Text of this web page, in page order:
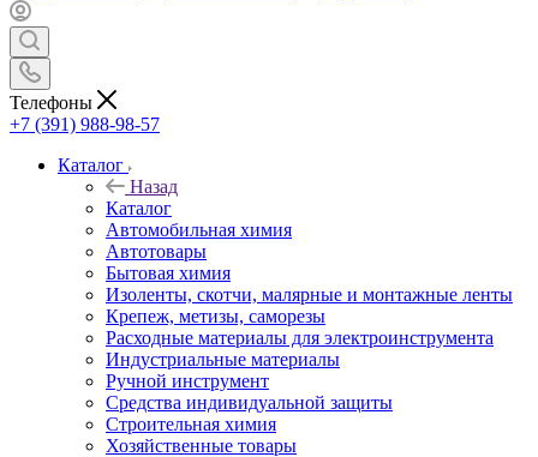
Телефоны
+7 (391) 988-98-57
Каталог
Назад
Каталог
Автомобильная химия
Автотовары
Бытовая химия
Изоленты, скотчи, малярные и монтажные ленты
Крепеж, метизы, саморезы
Расходные материалы для электроинструмента
Индустриальные материалы
Ручной инструмент
Средства индивидуальной защиты
Строительная химия
Хозяйственные товары